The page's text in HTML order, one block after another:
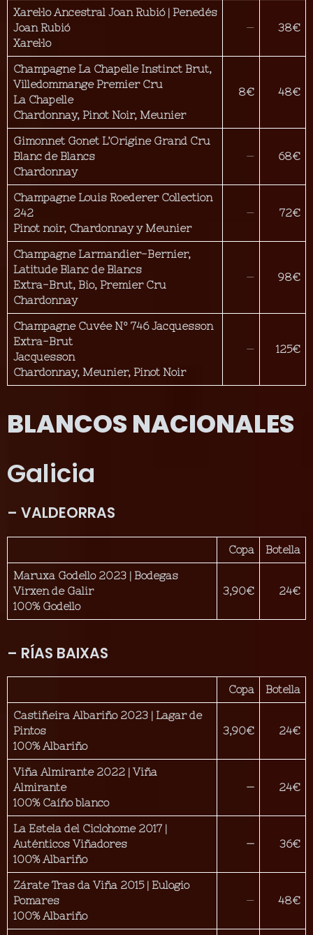
Xarel·lo Ancestral Joan Rubió | Penedés
Joan Rubió
Xarel·lo
— 38€
Champagne La Chapelle Instinct Brut,
Villedommange Premier Cru
La Chapelle
Chardonnay, Pinot Noir, Meunier
8€ 48€
Gimonnet Gonet L’Origine Grand Cru
Blanc de Blancs
Chardonnay
— 68€
Champagne Louis RoedererCollection
242
Pinot noir, Chardonnay y Meunier
— 72€
Champagne Larmandier-Bernier,
Latitude Blanc de Blancs
Extra-Brut, Bio, Premier Cru
Chardonnay
— 98€
Champagne Cuvée Nº 746 Jacquesson
Extra-Brut
Jacquesson
Chardonnay, Meunier, Pinot Noir
— 125€
BLANCOS NACIONALES
Galicia
– VALDEORRAS
Copa Botella
Maruxa Godello 2023 | Bodegas
Virxen de Galir
100% Godello
3,90€ 24€
– RÍAS BAIXAS
Copa Botella
Castiñeira Albariño 2023 | Lagar de
Pintos
100% Albariño
3,90€ 24€
Viña Almirante 2022 | Viña
Almirante
100% Caíño blanco
— 24€
La Estela del Ciclohome 2017 |
Auténticos Viñadores
100% Albariño
— 36€
Zárate Tras da Viña 2015 | Eulogio
Pomares
100% Albariño
— 48€